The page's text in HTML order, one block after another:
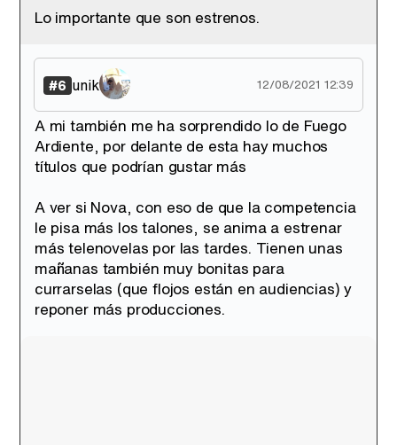
Lo importante que son estrenos.
#6 unik 12/08/2021 12:39
A mi también me ha sorprendido lo de Fuego
Ardiente, por delante de esta hay muchos
títulos que podrían gustar más
A ver si Nova, con eso de que la competencia
le pisa más los talones, se anima a estrenar
más telenovelas por las tardes. Tienen unas
mañanas también muy bonitas para
currarselas (que flojos están en audiencias) y
reponer más producciones.